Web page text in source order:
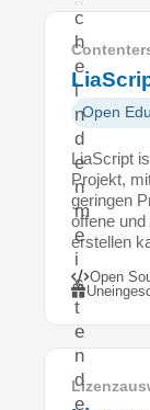
c
h
e
i
n
d
e
n
m
e
i
s
t
e
n
d
e
Open
LiaScript
Projekt,
geringen
offene
erstellen
Open